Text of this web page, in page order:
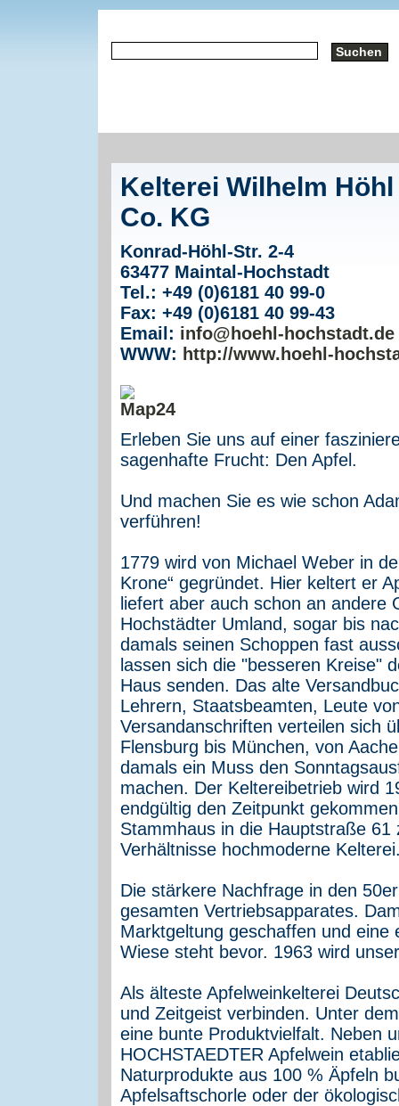
Kelterei Wilhelm
Co. KG
Konrad-Höhl-Str. 2-4
63477 Maintal-Hochstadt
Tel.: +49 (0)6181 40 99-0
Fax: +49 (0)6181 40 99-43
Email: info@hoehl-hochstadt.de
WWW: http://www.hoehl-
Erleben Sie uns auf einer
sagenhafte Frucht: Den Apfel.
Und machen Sie es wie schon
verführen!
1779 wird von Michael Weber in
Krone“ gegründet. Hier keltert er
liefert aber auch schon an
Hochstädter Umland, sogar bis
damals seinen Schoppen fast
lassen sich die "besseren Kreise"
Haus senden. Das alte
Lehrern, Staatsbeamten, Leute
Versandanschriften verteilen sich
Flensburg bis München, von
damals ein Muss den
machen. Der Keltereibetrieb wird
endgültig den Zeitpunkt
Stammhaus in die Hauptstraße
Verhältnisse hochmoderne
Die stärkere Nachfrage in den
gesamten Vertriebsapparates.
Marktgeltung geschaffen und
Wiese steht bevor. 1963 wird
Als älteste Apfelweinkelterei
und Zeitgeist verbinden. Unter
eine bunte Produktvielfalt. Neben
HOCHSTAEDTER Apfelwein
Naturprodukte aus 100 % Äpfeln
Apfelsaftschorle oder der